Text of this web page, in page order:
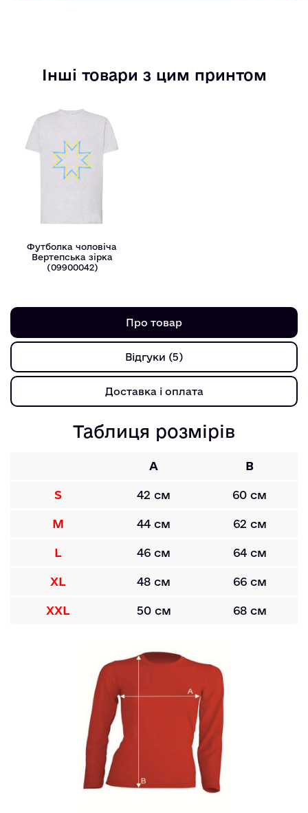
Інші товари з цим принтом
Футболка чоловіча
Вертепська зірка
(09900042)
Про товар
Відгуки (5)
Доставка і оплата
Таблиця розмірів
A B
S 42 см 60 см
M 44 см 62 см
L 46 см 64 см
XL 48 см 66 см
XXL 50 см 68 см